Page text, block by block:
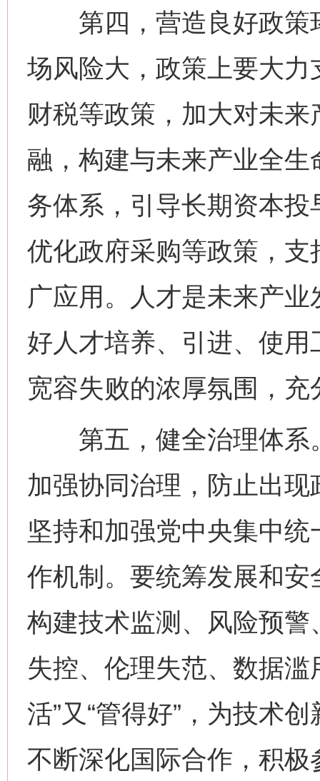
第四，营造良好政策
场风险大，政策上要大
财税等政策，加大对未
融，构建与未来产业全
务体系，引导长期资本
优化政府采购等政策，
广应用。人才是未来产
好人才培养、引进、使
宽容失败的浓厚氛围，
第五，健全治理体系
加强协同治理，防止出
坚持和加强党中央集中
作机制。要统筹发展和
构建技术监测、风险预
失控、伦理失范、数据
活”又“管得好”，为技术
不断深化国际合作，积